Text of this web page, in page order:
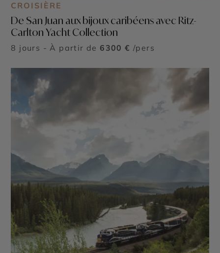
CROISIÈRE
De San Juan aux bijoux caribéens avec Ritz-
Carlton Yacht Collection
8 jours - À partir de 6300 € /pers